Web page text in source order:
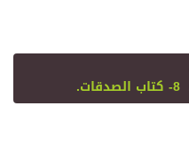
8- كتاب الصدقات.